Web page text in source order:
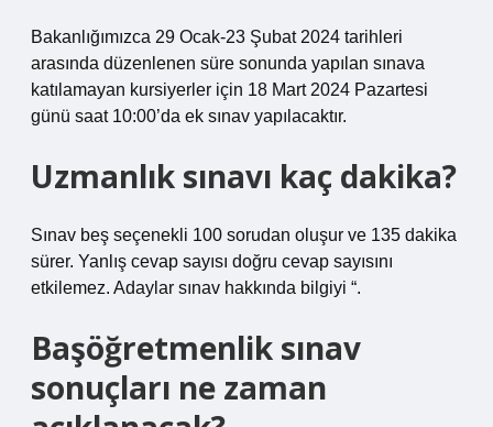
Bakanlığımızca 29 Ocak-23 Şubat 2024 tarihleri ​​
arasında düzenlenen süre sonunda yapılan sınava
katılamayan kursiyerler için 18 Mart 2024 Pazartesi
günü saat 10:00’da ek sınav yapılacaktır.
Uzmanlık sınavı kaç dakika?
Sınav beş seçenekli 100 sorudan oluşur ve 135 dakika
sürer. Yanlış cevap sayısı doğru cevap sayısını
etkilemez. Adaylar sınav hakkında bilgiyi “.
Başöğretmenlik sınav
sonuçları ne zaman